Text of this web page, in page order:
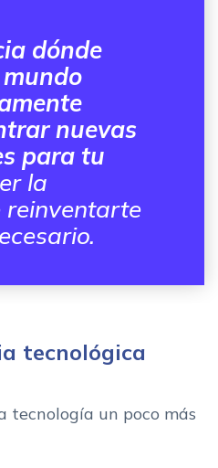
dónde
nuevas
para tu
la
tecnológica
tecnología un poco más